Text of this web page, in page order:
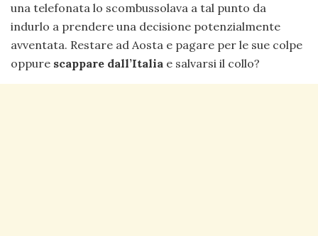
una telefonata lo scombussolava a tal punto da
indurlo a prendere una decisione potenzialmente
avventata. Restare ad Aosta e pagare per le sue colpe
oppure scappare dall’Italia e salvarsi il collo?